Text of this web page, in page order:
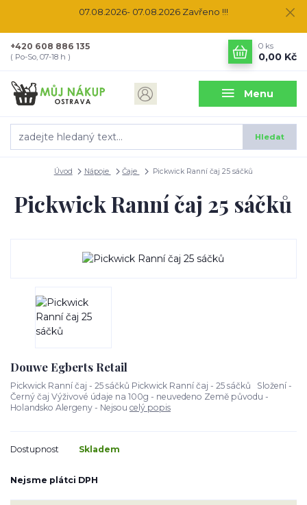
07.08.2026- 07.08.2026 Zavřeno !!!
Menu
Hledat
+420 608 886 135
( Po-So, 07-18 h )
0 ks
0,00 Kč
Úvod Nápoje Čaje Pickwick Ranní čaj 25 sáčků
Pickwick Ranní čaj 25 sáčků
Douwe Egberts Retail
Pickwick Ranní čaj - 25 sáčků Pickwick Ranní čaj - 25 sáčků Složení -
Černý čaj Výživové údaje na 100g - neuvedeno Země původu -
Holandsko Alergeny - Nejsou celý popis
Dostupnost Skladem
Nejsme plátci DPH